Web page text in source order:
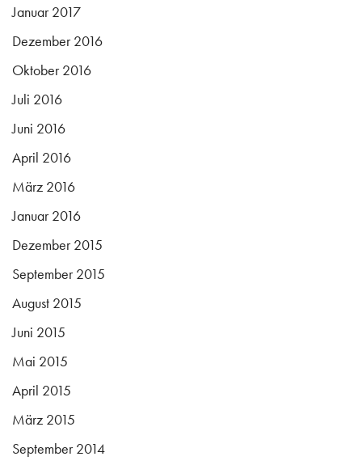
Januar 2017
Dezember 2016
Oktober 2016
Juli 2016
Juni 2016
April 2016
März 2016
Januar 2016
Dezember 2015
September 2015
August 2015
Juni 2015
Mai 2015
April 2015
März 2015
September 2014